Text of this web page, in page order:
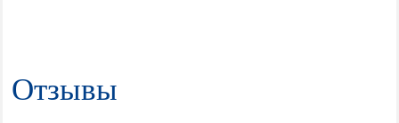
Отзывы